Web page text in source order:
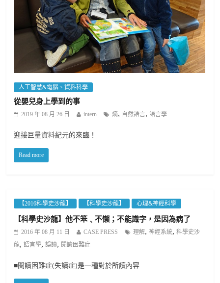
人工智慧&電腦、資料科學
從嬰兒身上學到的事
2019 年 08 月 26 日 intern 熵, 自然語言,語言學
迎接巨量資料紀元的來臨！
Read more
【2016科學史沙龍】 【科學史沙龍】 心理&神經科學
【科學史沙龍】他不笨﹑不懶；不能識字，是因為病了
2016 年 08 月 11 日 CASE PRESS 理解,神經系統,科學史沙
龍,語言學,誤讀, 閱讀困難症
■閱讀困難症(失讀症)是一種對於所讀內容